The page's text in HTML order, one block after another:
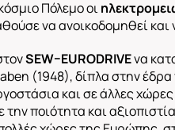
Πόλεμο οι
να ανοικοδομηθεί
SEW–EURODRIVEνα
(1948), δίπλα στην
και σε άλλες
την ποιότητα και